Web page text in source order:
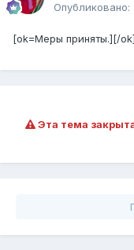
Опубликовано:
[ok=Меры приняты.][/ok]
Эта тема